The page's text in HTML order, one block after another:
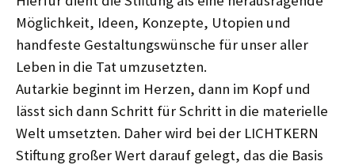
Möglichkeit, Ideen, Konzepte, Utopien und
handfeste Gestaltungswünsche für unser aller
Leben in die Tat umzusetzten.
Autarkie beginnt im Herzen, dann im Kopf und
lässt sich dann Schritt für Schritt in die materielle
Welt umsetzten. Daher wird bei der LICHTKERN
Stiftung großer Wert darauf gelegt, das die Basis